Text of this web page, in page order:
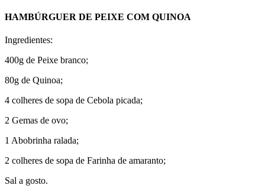
HAMBÚRGUER DE PEIXE COM QUINOA
Ingredientes:
400g de Peixe branco;
80g de Quinoa;
4 colheres de sopa de Cebola picada;
2 Gemas de ovo;
1 Abobrinha ralada;
2 colheres de sopa de Farinha de amaranto;
Sal a gosto.